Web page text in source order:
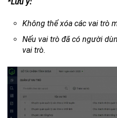
Không thể xóa các vai trò
Nếu vai trò đã có người
vai trò.